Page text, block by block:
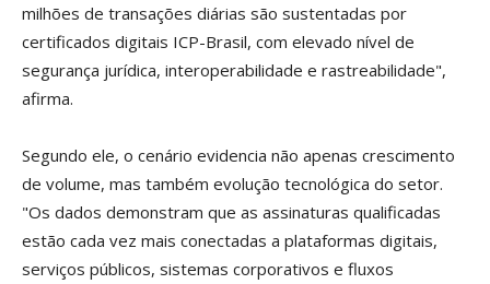
milhões de transações diárias são sustentadas por
certificados digitais ICP-Brasil, com elevado nível de
segurança jurídica, interoperabilidade e rastreabilidade",
afirma.
Segundo ele, o cenário evidencia não apenas crescimento
de volume, mas também evolução tecnológica do setor.
"Os dados demonstram que as assinaturas qualificadas
estão cada vez mais conectadas a plataformas digitais,
serviços públicos, sistemas corporativos e fluxos